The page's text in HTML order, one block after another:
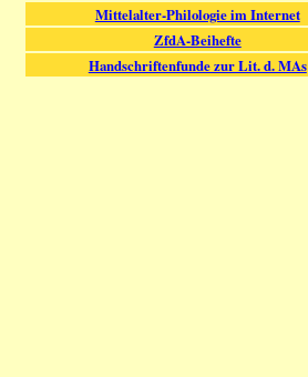
Mittelalter-Philologie im Internet
ZfdA-Beihefte
Handschriftenfunde zur Lit. d. MAs